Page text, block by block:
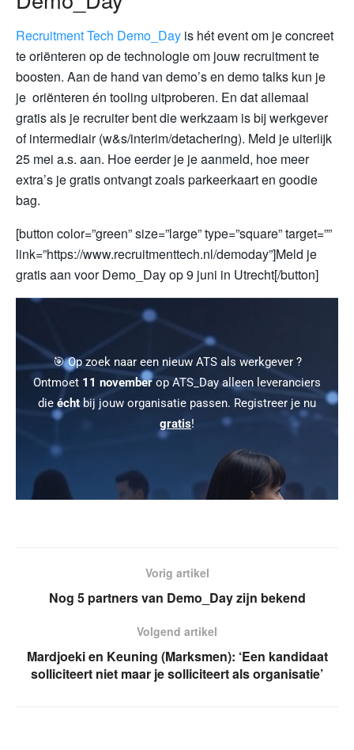
Recruitment Tech Demo_Day is hét event om je concreet
te oriënteren op de technologie om jouw recruitment te
boosten. Aan de hand van demo’s en demo talks kun je
je oriënteren én tooling uitproberen. En dat allemaal
gratis als je recruiter bent die werkzaam is bij werkgever
of intermediair (w&s/interim/detachering). Meld je uiterlijk
25 mei a.s. aan. Hoe eerder je je aanmeld, hoe meer
extra’s je gratis ontvangt zoals parkeerkaart en goodie
bag.
[button color=”green” size=”large” type=”square” target=””
link=”https://www.recruitmenttech.nl/demoday”]Meld je
gratis aan voor Demo_Day op 9 juni in Utrecht[/button]
🎯 Op zoek naar een nieuw ATS als werkgever ?
Ontmoet 11 novemberop ATS_Day alleen leveranciers
die écht bij jouw organisatie passen. Registreer je nu
gratis!
Vorig artikel
Nog 5 partners van Demo_Day zijn bekend
Volgend artikel
Mardjoeki en Keuning (Marksmen): ‘Een kandidaat
solliciteert niet maar je solliciteert als organisatie’